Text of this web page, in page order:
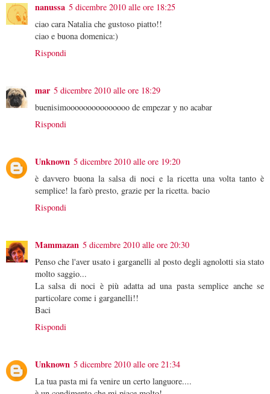
nanussa 5 dicembre 2010 alle ore 18:25
ciao cara Natalia che gustoso piatto!!
ciao e buona domenica:)
Rispondi
mar 5 dicembre 2010 alle ore 18:29
buenisimooooooooooooooo de empezar y no acabar
Rispondi
Unknown 5 dicembre 2010 alle ore 19:20
è davvero buona la salsa di noci e la ricetta una volta tanto è
semplice! la farò presto, grazie per la ricetta. bacio
Rispondi
Mammazan 5 dicembre 2010 alle ore 20:30
Penso che l'aver usato i garganelli al posto degli agnolotti sia stato
molto saggio...
La salsa di noci è più adatta ad una pasta semplice anche se
particolare come i garganelli!!
Baci
Rispondi
Unknown 5 dicembre 2010 alle ore 21:34
La tua pasta mi fa venire un certo languore....